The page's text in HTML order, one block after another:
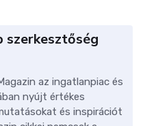
szerkesztőség
az ingatlanpiac és
nyújt értékes
és inspirációt